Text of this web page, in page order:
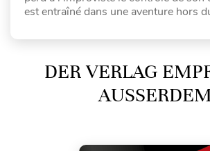
est entraîné dans une aventure hors
DER VERLAG
AUSSERDEM